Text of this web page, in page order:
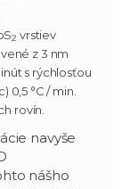
2 vrstiev
z 3 nm
s rýchlosťou
0,5 °C / min.
rovín.
navyše
nášho